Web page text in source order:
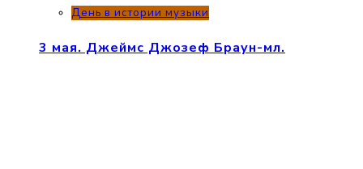
День в истории музыки
3 мая. Джеймс Джозеф Браун-мл.